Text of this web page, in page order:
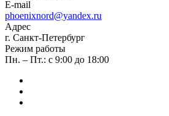
E-mail
phoenixnord@yandex.ru
Адрес
г. Санкт-Петербург
Режим работы
Пн. – Пт.: с 9:00 до 18:00